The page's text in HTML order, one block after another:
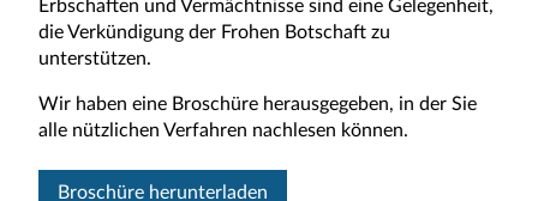
Erbschaften und Vermächtnisse sind eine Gelegenheit,
die Verkündigung der Frohen Botschaft zu
unterstützen.
Wir haben eine Broschüre herausgegeben, in der Sie
alle nützlichen Verfahren nachlesen können.
Broschüre herunterladen